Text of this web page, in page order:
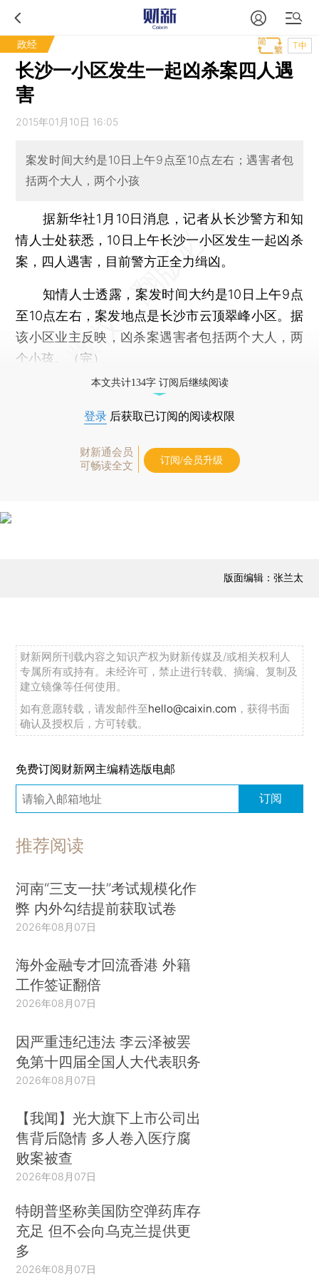
政经 T中
长沙一小区发生一起凶杀案四人遇
害
2015年01月10日 16:05
案发时间大约是10日上午9点至10点左右；遇害者包
括两个大人，两个小孩
据新华社1月10日消息，记者从长沙警方和知
情人士处获悉，10日上午长沙一小区发生一起凶杀
案，四人遇害，目前警方正全力缉凶。
知情人士透露，案发时间大约是10日上午9点
至10点左右，案发地点是长沙市云顶翠峰小区。据
该小区业主反映，凶杀案遇害者包括两个大人，两
个小孩。（完）
本文共计134字 订阅后继续阅读
登录 后获取已订阅的阅读权限
财新通会员
可畅读全文
订阅/会员升级
版面编辑：张兰太
财新网所刊载内容之知识产权为财新传媒及/或相关权利人
专属所有或持有。未经许可，禁止进行转载、摘编、复制及
建立镜像等任何使用。
如有意愿转载，请发邮件至hello@caixin.com ，获得书面
确认及授权后，方可转载。
免费订阅财新网主编精选版电邮
订阅
推荐阅读
河南“三支一扶”考试规模化作
弊 内外勾结提前获取试卷
2026年08月07日
海外金融专才回流香港 外籍
工作签证翻倍
2026年08月07日
因严重违纪违法 李云泽被罢
免第十四届全国人大代表职务
2026年08月07日
【我闻】光大旗下上市公司出
售背后隐情 多人卷入医疗腐
败案被查
2026年08月07日
特朗普坚称美国防空弹药库存
充足 但不会向乌克兰提供更
多
2026年08月07日